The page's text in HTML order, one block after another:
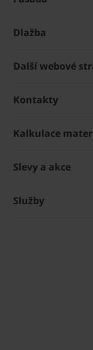
Dlažba
Další webové
Kontakty
Kalkulace
Slevy a akce
Služby